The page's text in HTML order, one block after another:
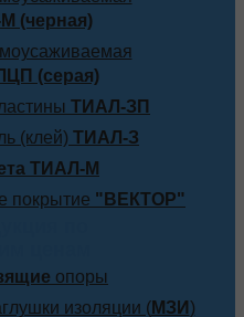
(черная)
(серая)
ТИАЛ-ЗП
(клей) ТИАЛ-З
ТИАЛ-М
покрытие "ВЕКТОР"
опоры
изоляции (МЗИ )